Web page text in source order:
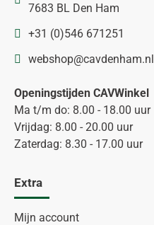
7683 BL Den Ham
+31 (0)546 671251
webshop@cavdenham.nl
Openingstijden CAVWinkel
Ma t/m do: 8.00 - 18.00 uur
Vrijdag: 8.00 - 20.00 uur
Zaterdag: 8.30 - 17.00 uur
Extra
Mijn account